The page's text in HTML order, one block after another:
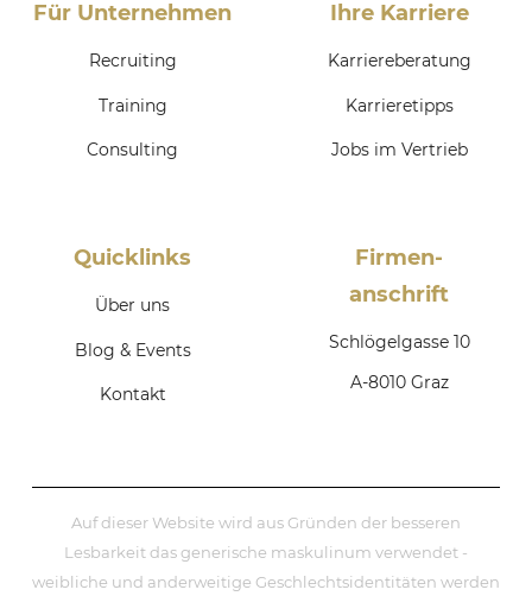
Für Unternehmen
Recruiting
Training
Consulting
Ihre Karriere
Karriereberatung
Karrieretipps
Jobs im Vertrieb
Quicklinks
Über uns
Blog & Events
Kontakt
Firmen­
anschrift
Schlögelgasse 10
A-8010 Graz
Auf dieser Website wird aus Gründen der besseren
Lesbarkeit das generische maskulinum verwendet -
weibliche und anderweitige Geschlechtsidentitäten werden